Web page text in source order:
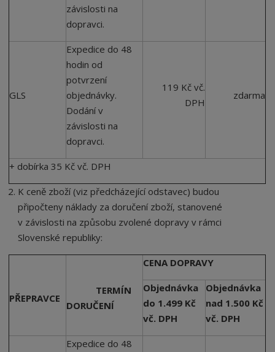
závislosti na
dopravci.
GLS
Expedice do 48
hodin od
potvrzení
objednávky.
Dodání v
závislosti na
dopravci.
119 Kč vč.
DPH
zdarma
+ dobírka 35 Kč vč. DPH
K ceně zboží (viz předcházející odstavec) budou
připočteny náklady za doručení zboží, stanovené
v závislosti na způsobu zvolené dopravy v rámci
Slovenské republiky:
PŘEPRAVCE
TERMÍN
DORUČENÍ
CENA DOPRAVY
Objednávka
do 1.499 Kč
vč. DPH
Objednávka
nad 1.500 Kč
vč. DPH
Expedice do 48